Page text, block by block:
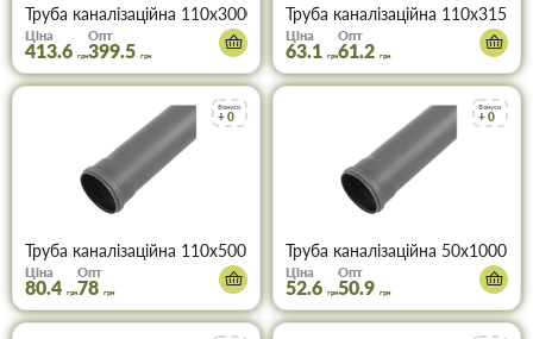
Труба каналізаційна 110х3000 мм (зелена)
Ціна
413.6 грн
Опт
399.5 грн
Труба каналізаційна 110х315
Ціна
63.1 грн
Опт
61.2 грн
Бонуси
+ 0
Труба каналізаційна 110х500 мм (зелена)
Ціна
80.4 грн
Опт
78 грн
Бонуси
+ 0
Труба каналізаційна 50х1000
Ціна
52.6 грн
Опт
50.9 грн